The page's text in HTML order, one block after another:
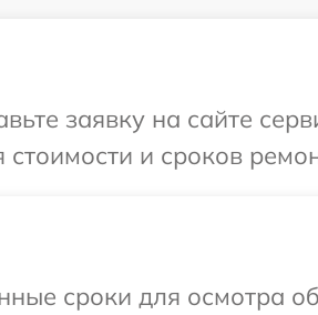
заявку на сайте
и сроков
сроки для осмотра